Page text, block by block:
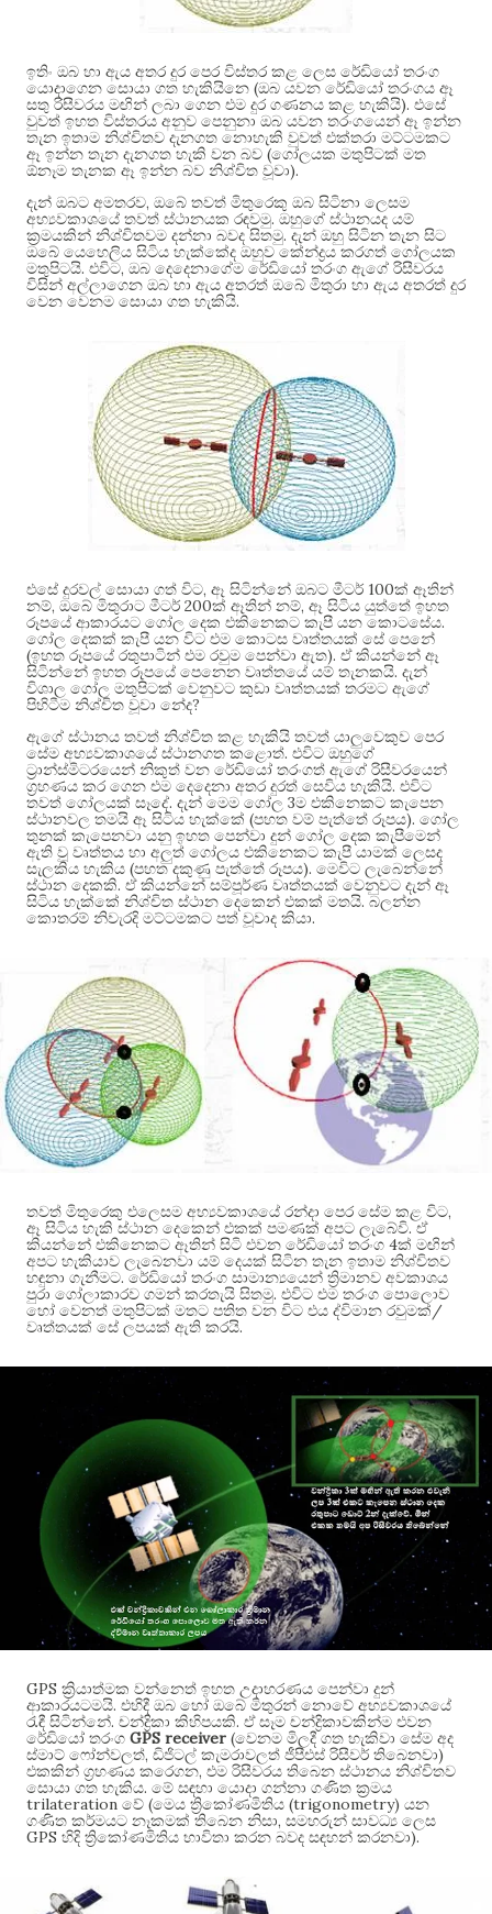
ඉතිං ඔබ හා ඇය අතර දුර පෙර විස්තර කළ ලෙස රේඩියෝ තරංග
යොදාගෙන සොයා ගත හැකියිනෙ (ඔබ යවන රේඩියෝ තරංගය ඈ
සතු රිසීවරය මඟින් ලබා ගෙන එම දුර ගණනය කළ හැකියි). එසේ
වුවත් ඉහත විස්තරය අනුව පෙනුනා ඔබ යවන තරංගයෙන් ඈ ඉන්න
තැන ඉතාම නිශ්චිතව දැනගත නොහැකි වුවත් එක්තරා මට්ටමකට
ඈ ඉන්න තැන දැනගත හැකි වන බව (ගෝලයක මතුපිටක් මත
ඕනෑම තැනක ඈ ඉන්න බව නිශ්චිත වූවා).
දැන් ඔබට අමතරව, ඔබේ තවත් මිතුරෙකු ඔබ සිටිනා ලෙසම
අභ්‍යවකාශයේ තවත් ස්ථානයක රඳවමු. ඔහුගේ ස්ථානයද යම්
ක්‍රමයකින් නිශ්චිතවම දන්නා බවද සිතමු. දැන් ඔහු සිටින තැන සිට
ඔබේ යෙහෙලිය සිටිය හැක්කේද ඔහුව කේන්ද්‍රය කරගත් ගෝලයක
මතුපිටයි. එවිට, ඔබ දෙදෙනාගේම රේඩියෝ තරංග ඇගේ රිසීවරය
විසින් අල්ලාගෙන ඔබ හා ඇය අතරත් ඔබේ මිතුරා හා ඇය අතරත් දුර
වෙන වෙනම සොයා ගත හැකියි.
එසේ දුරවල් සොයා ගත් විට, ඈ සිටින්නේ ඔබට මීටර් 100ක් ඈතින්
නම්, ඔබේ මිතුරාට මීටර් 200ක් ඈතින් නම්, ඈ සිටිය යුත්තේ ඉහත
රූපයේ ආකාරයට ගෝල දෙක එකිනෙකට කැපී යන කොටසේය.
ගෝල දෙකක් කැපී යන විට එම කොටස වෘත්තයක් සේ පෙනේ
(ඉහත රූපයේ රතුපාටින් එම රවුම පෙන්වා ඇත). ඒ කියන්නේ ඈ
සිටින්නේ ඉහත රූපයේ පෙනෙන වෘත්තයේ යම් තැනකයි. දැන්
විශාල ගෝල මතුපිටක් වෙනුවට කුඩා වෘත්තයක් තරමට ඇගේ
පිහිටීම නිශ්චිත වූවා නේද?
ඇගේ ස්ථානය තවත් නිශ්චිත කළ හැකියි තවත් යාලුවෙකුව පෙර
සේම අභ්‍යවකාශයේ ස්ථානගත කළොත්. එවිට ඔහුගේ
ට්‍රාන්ස්මිටරයෙන් නිකුත් වන රේඩියෝ තරංගත් ඇගේ රිසීවරයෙන්
ග්‍රහණය කර ගෙන එම දෙදෙනා අතර දුරත් සෙවිය හැකියි. එවිට
තවත් ගෝලයක් සෑදේ. දැන් මෙම ගෝල 3ම එකිනෙකට කැපෙන
ස්ථානවල තමයි ඈ සිටිය හැක්කේ (පහත වම් පැත්තේ රූපය). ගෝල
තුනක් කැපෙනවා යනු ඉහත පෙන්වා දුන් ගෝල දෙක කැපීමෙන්
ඇති වූ වෘත්තය හා අලුත් ගෝලය එකිනෙකට කැපී යාමක් ලෙසද
සැලකිය හැකිය (පහත දකුණු පැත්තේ රූපය). මෙවිට ලැබෙන්නේ
ස්ථාන දෙකකි. ඒ කියන්නේ සම්පූර්ණ වෘත්තයක් වෙනුවට දැන් ඈ
සිටිය හැක්කේ නිශ්චිත ස්ථාන දෙකෙන් එකක් මතයි. බලන්න
කොතරම් නිවැරදි මට්ටමකට පත් වූවාද කියා.
තවත් මිතුරෙකු එලෙසම අභ්‍යවකාශයේ රන්දා පෙර සේම කළ විට,
ඈ සිටිය හැකි ස්ථාන දෙකෙන් එකක් පමණක් අපට ලැබේවි.ඒ
කියන්නේ එකිනෙකට ඈතින් සිටි එවන රේඩියෝ තරංග 4ක් මඟින්
අපට හැකියාව ලැබෙනවා යම් දෙයක් සිටින තැන ඉතාම නිශ්චිතව
හඳුනා ගැනීමට.රේඩියෝ තරංග සාමාන්‍යයෙන් ත්‍රිමානව අවකාශය
පුරා ගෝලාකාරව ගමන් කරතැයි සිතමු. එවිට එම තරංග පොලොව
හෝ වෙනත් මතුපිටක් මතට පතිත වන විට එය ද්විමාන රවුමක් /
වෘත්තයක් සේ ලපයක් ඇති කරයි.
GPS ක්‍රියාත්මක වන්නෙත් ඉහත උදාහරණය පෙන්වා දුන්
ආකාරයටමයි. එහිදී ඔබ හෝ ඔබේ මිතුරන් නොවේ අභ්‍යවකාශයේ
රැඳී සිටින්නේ. චන්ද්‍රිකා කිහිපයකි. ඒ සෑම චන්ද්‍රිකාවකින්ම එවන
රේඩියෝ තරංග GPS receiver (වෙනම මිලදී ගත හැකිවා සේම අද
ස්මාට් ෆෝන්වලත්, ඩිජිටල් කැමරාවලත් ජීපීඑස් රිසීවර් තිබෙනවා)
එකකින් ග්‍රහණය කරෙගන, එම රිසීවරය තිබෙන ස්ථානය නිශ්චිතව
සොයා ගත හැකිය. මේ සඳහා යොදා ගන්නා ගණිත ක්‍රමය
trilateration වේ (මෙය ත්‍රිකෝණමිතිය (trigonometry) යන
ගණිත කර්මයට නෑකමක් තිබෙන නිසා, සමහරුන් සාවධ්‍ය ලෙස
GPS හිදි ත්‍රිකෝණමිතිය භාවිතා කරන බවද සඳහන් කරනවා).